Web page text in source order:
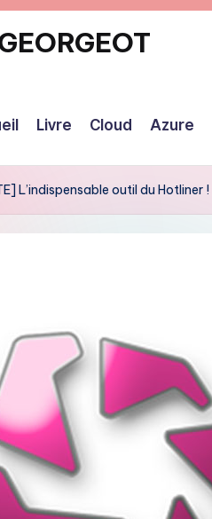
Livre Cloud Azure
L’indispensable outil du Hotliner !